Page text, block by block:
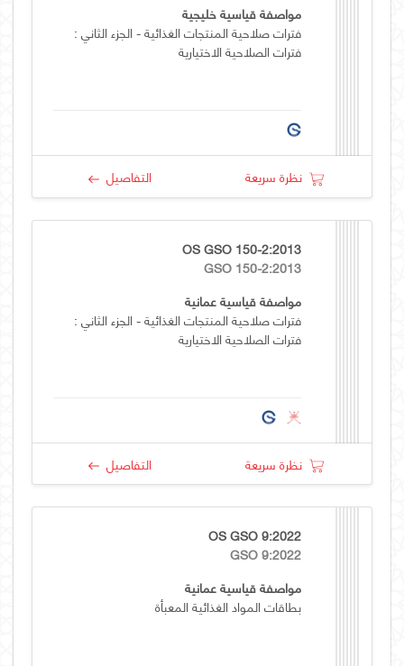
مواصفة قياسية خليجية
فترات صلاحية المنتجات الغذائية - الجزء الثاني :
فترات الصلاحية الاختيارية
نظرة سريعة التفاصيل
OS GSO 150-2:2013
GSO 150-2:2013
مواصفة قياسية عمانية
فترات صلاحية المنتجات الغذائية - الجزء الثاني :
فترات الصلاحية الاختيارية
نظرة سريعة التفاصيل
OS GSO 9:2022
GSO 9:2022
مواصفة قياسية عمانية
بطاقات المواد الغذائية المعبأة